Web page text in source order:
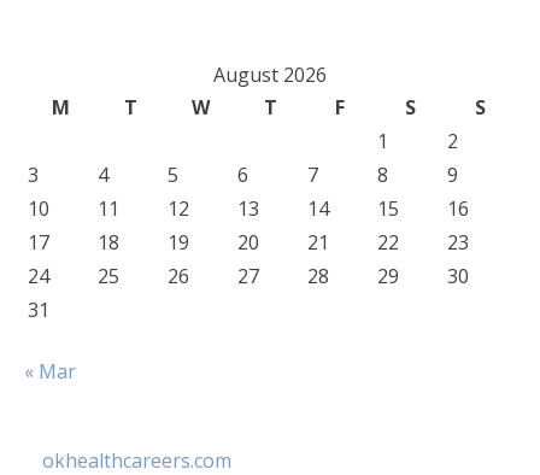
August 2026
M
T W T F S
S
1
2
3
4 5 6 7 8
9
10
11 12 13 14 15
16
17
18 19 20 21 22
23
24
25 26 27 28 29
30
31
« Mar
okhealthcareers.com